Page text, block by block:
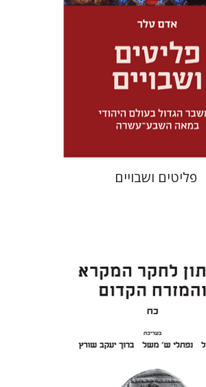
מחיר השקה
$46
$32
פליטים ושבויים
ערן ויזל נפתלי ש' משל
ברוך